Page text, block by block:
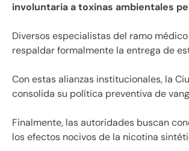
involuntaria a toxinas ambientales
Diversos especialistas del ramo
respaldar formalmente la entrega de
Con estas alianzas institucionales, la
consolida su política preventiva de
Finalmente, las autoridades buscan
los efectos nocivos de la nicotina